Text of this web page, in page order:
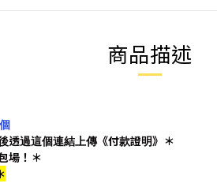
商品描述
透過這個連結上傳《付款證明》＊
場！＊